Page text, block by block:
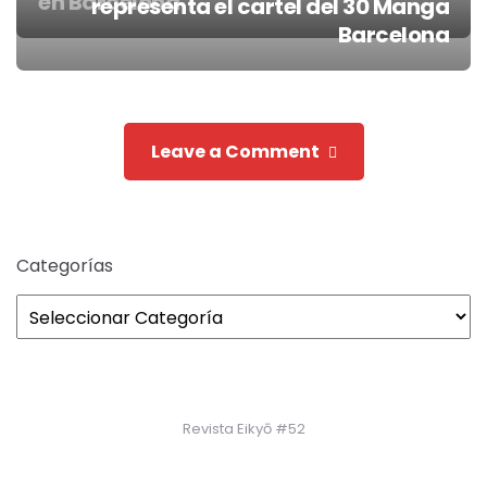
Post
navigation
representa el cartel del 30 Manga
Barcelona
Leave a Comment
Categorías
Revista Eikyō #52